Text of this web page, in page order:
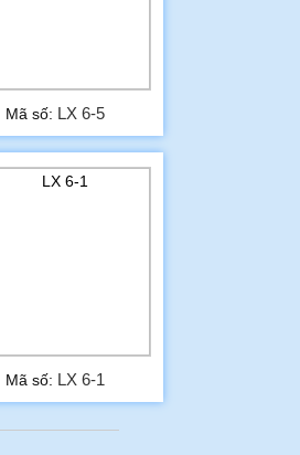
Mã số: LX 6-5
Mã số: LX 6-1